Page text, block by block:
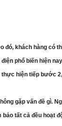
đó, khách hàng có
phổ biến hiện
thực hiện tiếp bước
gặp vấn đề gì.
bảo tất cả đều hoạt